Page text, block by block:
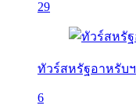
29
ทัวร์สหรัฐอาหรับฯ
6